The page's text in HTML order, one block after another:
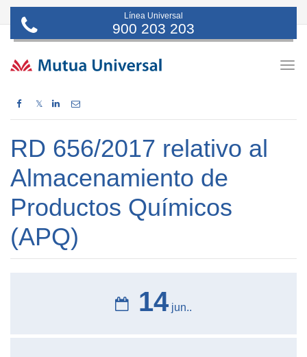
Línea Universal
900 203 203
𝕏
RD 656/2017 relativo al
Almacenamiento de
Productos Químicos
(APQ)
14 jun..